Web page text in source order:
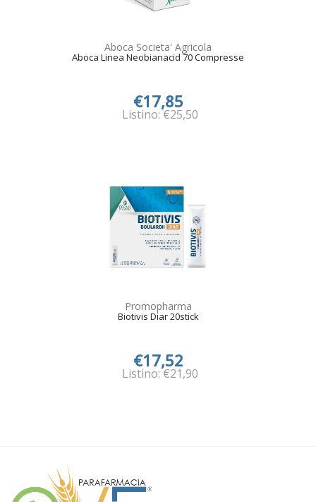
Aboca Societa' Agricola
Aboca Linea Neobianacid 70 Compresse
€17,85
Listino: €25,50
Promopharma
Biotivis Diar 20stick
€17,52
Listino: €21,90